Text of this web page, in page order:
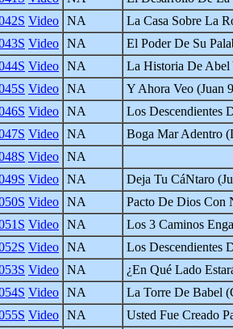
Video NA
La Casa Sobre La
Video NA
El Poder De Su
Video NA
La Historia De
Video NA
Y Ahora Veo (Juan
Video NA
Los Descendientes
Video NA
Boga Mar Adentro
Video NA
Video NA
Deja Tu CáNtaro
Video NA
Pacto De Dios Con
Video NA
Los 3 Caminos
Video NA
Los Descendientes
Video NA
¿En Qué Lado
Video NA
La Torre De Babel
Video NA
Usted Fue Creado